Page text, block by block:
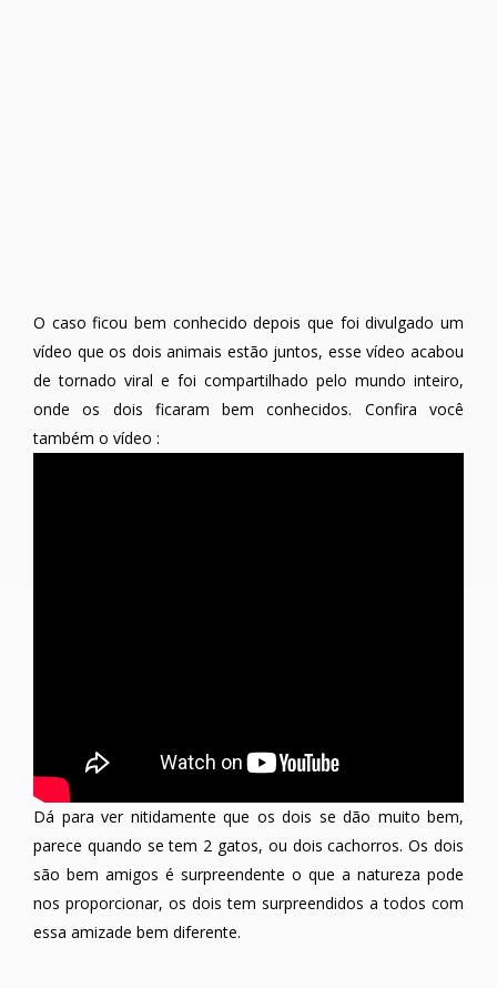
O caso ficou bem conhecido depois que foi divulgado um
vídeo que os dois animais estão juntos, esse vídeo acabou
de tornado viral e foi compartilhado pelo mundo inteiro,
onde os dois ficaram bem conhecidos. Confira você
também o vídeo :
Dá para ver nitidamente que os dois se dão muito bem,
parece quando se tem 2 gatos, ou dois cachorros. Os dois
são bem amigos é surpreendente o que a natureza pode
nos proporcionar, os dois tem surpreendidos a todos com
essa amizade bem diferente.